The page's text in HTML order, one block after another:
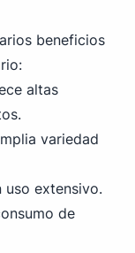
beneficios
altas
variedad
uso extensivo.
de